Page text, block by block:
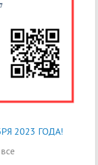
2023 ГОДА!